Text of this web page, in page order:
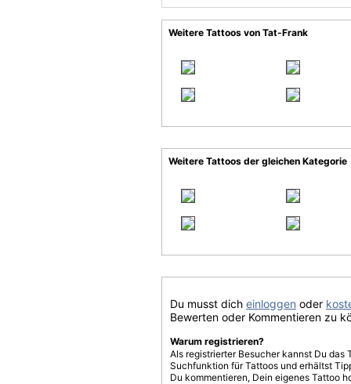
Weitere Tattoos von Tat-Frank
Weitere Tattoos der gleichen Kategorie
Du musst dich einloggen oder
Bewerten oder Kommentieren zu
Warum registrieren?
Als registrierter Besucher kannst Du
Suchfunktion für Tattoos und erhältst
Du kommentieren, Dein eigenes Tattoo